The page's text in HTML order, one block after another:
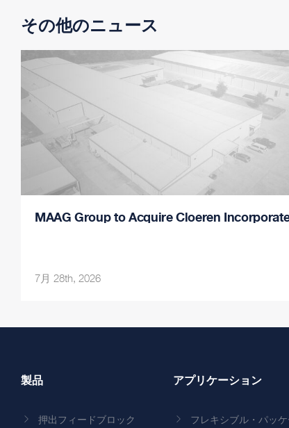
その他のニュース
MAAG Group to Acquire Cloeren
7月 28th, 2026
製品
押出フィードブロック
アプリケーション
フレキシブル・パッケ